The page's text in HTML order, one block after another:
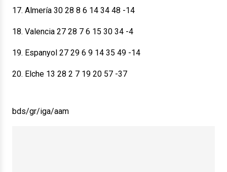
17. Almería 30 28 8 6 14 34 48 -14
18. Valencia 27 28 7 6 15 30 34 -4
19. Espanyol 27 29 6 9 14 35 49 -14
20. Elche 13 28 2 7 19 20 57 -37
bds/gr/iga/aam